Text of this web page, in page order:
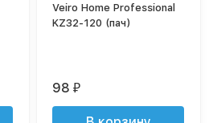
Veiro Home Professional
KZ32-120 (пач)
98₽